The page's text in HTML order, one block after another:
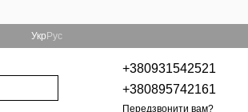
Укр Рус
+380931542521
+380895742161
Передзвонити вам?